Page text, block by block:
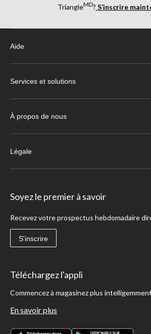
TriangleMD? S’inscrire
Aide
Services et solutions
À propos de nous
Légale
Soyez le premier à savoir
Recevez votre prospectus hebdomadaire
S'inscrire
Téléchargez l'appli
Commencez à magasinez plus intelligemment
En savoir plus